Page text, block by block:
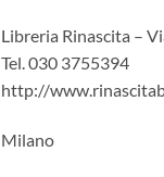
Libreria Rinascita –
Tel. 030 3755394
http://
Milano